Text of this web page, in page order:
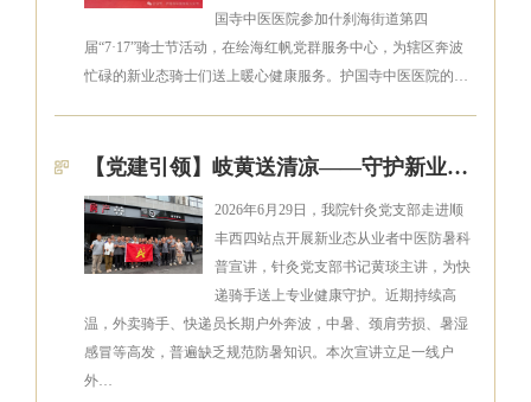
国寺中医医院参加什刹海街道第四
届“7·17”骑士节活动，在绘海红帆党群服务中心，为辖区奔波
忙碌的新业态骑士们送上暖心健康服务。护国寺中医医院的…
【党建引领】岐黄送清凉——守护新业态劳动者健康
2026年6月29日，我院针灸党支部走进顺
丰西四站点开展新业态从业者中医防暑科
普宣讲，针灸党支部书记黄琰主讲，为快
递骑手送上专业健康守护。近期持续高
温，外卖骑手、快递员长期户外奔波，中暑、颈肩劳损、暑湿
感冒等高发，普遍缺乏规范防暑知识。本次宣讲立足一线户
外…